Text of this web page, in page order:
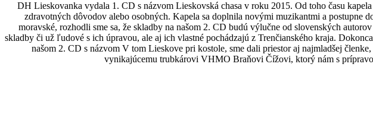
DH Lieskovanka vydala 1. CD s názvom Lieskovská chasa v roku 2015. Od toho času
zdravotných dôvodov alebo osobných. Kapela sa doplnila novými muzikantmi a
moravské, rozhodli sme sa, že skladby na našom 2. CD budú výlučne od slovenských
skladby či už ľudové s ich úpravou, ale aj ich vlastné pochádzajú z Trenčianského kraja.
našom 2. CD s názvom V tom Lieskove pri kostole, sme dali priestor aj najmladšej
vynikajúcemu trubkárovi VHMO Braňovi Čížovi, ktorý nám s